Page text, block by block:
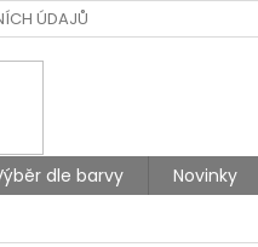
ÚDAJŮ
dle barvy Novinky